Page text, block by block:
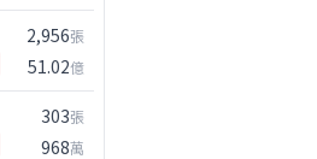
2,956張
51.02億
303張
968萬